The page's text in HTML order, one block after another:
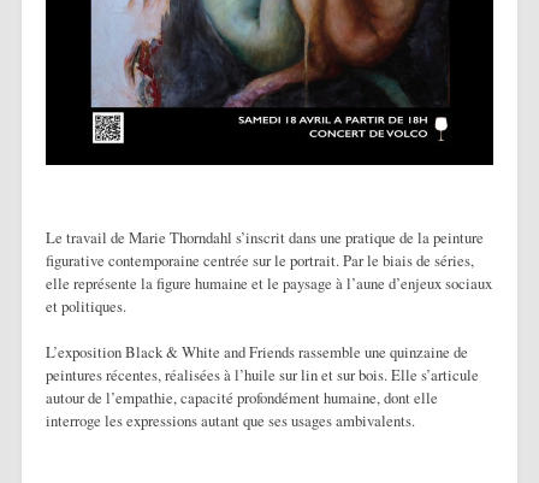
Le travail de Marie Thorndahl s’inscrit dans une pratique de la peinture
figurative contemporaine centrée sur le portrait. Par le biais de séries,
elle représente la figure humaine et le paysage à l’aune d’enjeux sociaux
et politiques.
L’exposition Black & White and Friends rassemble une quinzaine de
peintures récentes, réalisées à l’huile sur lin et sur bois. Elle s’articule
autour de l’empathie, capacité profondément humaine, dont elle
interroge les expressions autant que ses usages ambivalents.